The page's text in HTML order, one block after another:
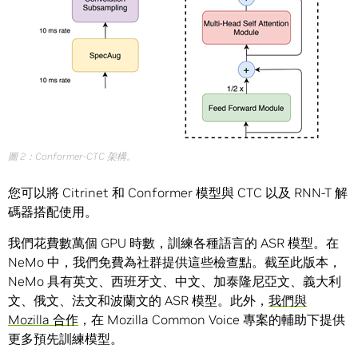
圖 2：Conformer-CTC 架構。
您可以將 Citrinet 和 Conformer 模型與 CTC 以及 RNN-T 解
碼器搭配使用。
我們花費數萬個 GPU 時數，訓練各種語言的 ASR 模型。在
NeMo 中，我們免費為社群提供這些檢查點。截至此版本，
NeMo 具有英文、西班牙文、中文、加泰隆尼亞文、義大利
文、俄文、法文和波蘭文的 ASR 模型。此外， 我們與
Mozilla 合作 ，在 Mozilla Common Voice 專案的輔助下提供
更多預先訓練模型。